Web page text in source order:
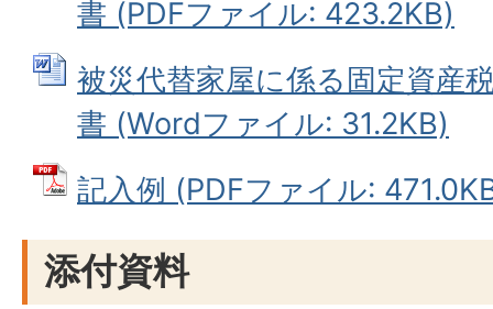
書 (PDFファイル: 423.2KB)
被災代替家屋に係る固定資産
書 (Wordファイル: 31.2KB)
記入例 (PDFファイル:
添付資料